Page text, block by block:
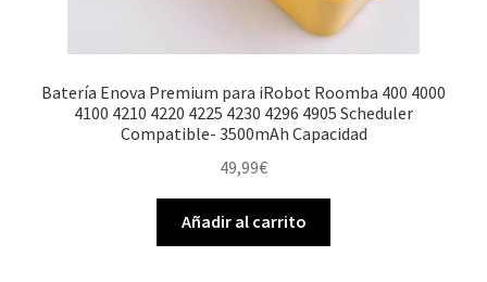
Batería Enova Premium para iRobot Roomba 400 4000
4100 4210 4220 4225 4230 4296 4905 Scheduler
Compatible- 3500mAh Capacidad
49,99€
Añadir al carrito